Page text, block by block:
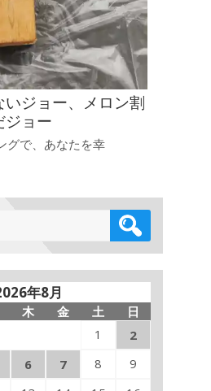
ジョー、メロン割
ジョー
グで、あなたを幸
年8月
木 金 土
日
1
2
6 7 8
9